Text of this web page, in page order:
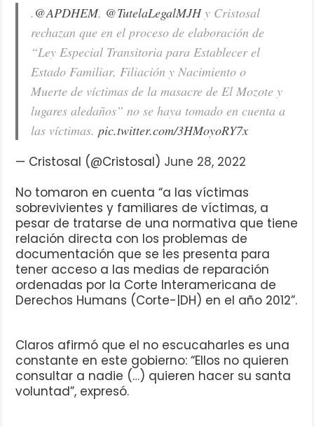
.@APDHEM, @TutelaLegalMJHy Cristosal
rechazan que en el proceso de elaboración de
“Ley Especial Transitoria para Establecer el
Estado Familiar, Filiación y Nacimiento o
Muerte de víctimas de la masacre de El Mozote y
lugares aledaños” no se haya tomado en cuenta a
las víctimas.pic.twitter.com/3HMoyoRY7x
— Cristosal (@Cristosal) June 28, 2022
No tomaron en cuenta “a las víctimas
sobrevivientes y familiares de víctimas, a
pesar de tratarse de una normativa que tiene
relación directa con los problemas de
documentación que se les presenta para
tener acceso a las medias de reparación
ordenadas por la Corte Interamericana de
Derechos Humans (Corte-|DH) en el año 2012”.
Claros afirmó que el no escucaharles es una
constante en este gobierno: “Ellos no quieren
consultar a nadie (…) quieren hacer su santa
voluntad”, expresó.